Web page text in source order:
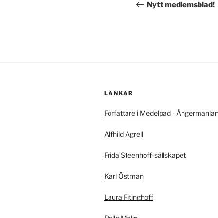
inlägg
Nytt medlemsblad!
LÄNKAR
Författare i Medelpad -
Alfhild Agrell
Frida Steenhoff-sällskapet
Karl Östman
Laura Fitinghoff